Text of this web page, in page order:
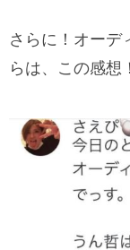
さらに！オーデ
らは、この感想！